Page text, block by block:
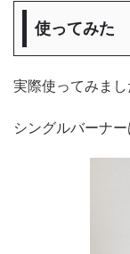
使ってみた
実際使ってみまし
シングルバーナ